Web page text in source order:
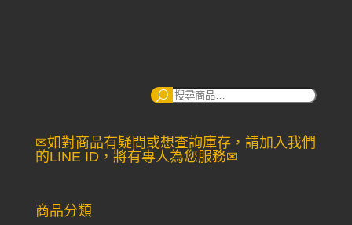
搜
✉如對商品有疑問或想查詢庫存，請加入我們
的LINE ID，將有專人為您服務✉
商品分類